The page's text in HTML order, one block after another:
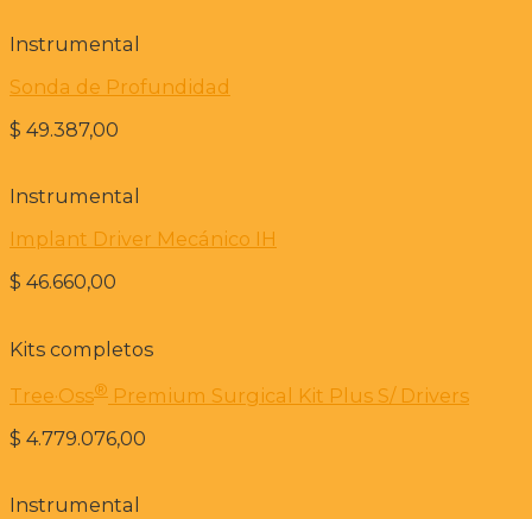
Instrumental
Sonda de Profundidad
$ 49.387,00
Instrumental
Implant Driver Mecánico IH
$ 46.660,00
Kits completos
Tree·Oss®️ Premium Surgical Kit Plus S/ Drivers
$ 4.779.076,00
Instrumental